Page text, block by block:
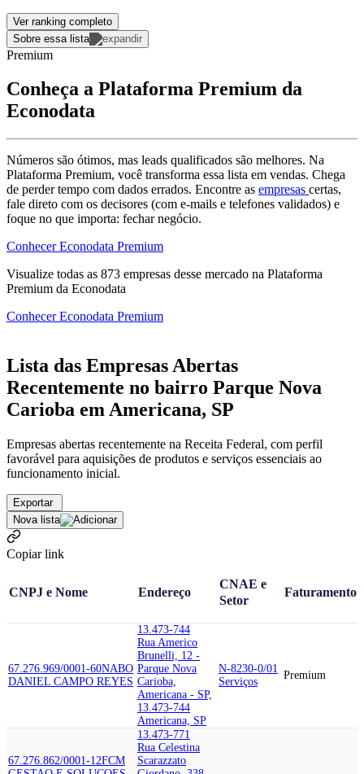
Ver ranking completo
Sobre essa lista
Premium
Conheça a Plataforma Premium da
Econodata
Números são ótimos, mas leads qualificados são melhores. Na
Plataforma Premium, você transforma essa lista em vendas. Chega
de perder tempo com dados errados. Encontre as empresas certas,
fale direto com os decisores (com e-mails e telefones validados) e
foque no que importa: fechar negócio.
Conhecer Econodata Premium
Visualize todas as 873 empresas desse mercado na Plataforma
Premium da Econodata
Conhecer Econodata Premium
Lista das Empresas Abertas
Recentemente no bairro Parque Nova
Carioba em Americana, SP
Empresas abertas recentemente na Receita Federal, com perfil
favorável para aquisições de produtos e serviços essenciais ao
funcionamento inicial.
Exportar
Nova lista
Copiar link
CNPJ e Nome Endereço
CNAE e
Setor
Faturamento
67.276.969/0001-60NABO
DANIEL CAMPO REYES
13.473-744
Rua Americo
Brunelli, 12 -
Parque Nova
Carioba,
Americana - SP,
13.473-744
Americana, SP
N-8230-0/01
Serviços
Premium
67.276.862/0001-12FCM
13.473-771
Rua Celestina
Scarazzato